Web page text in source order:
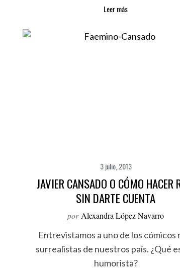
Leer más
3 julio, 2013
JAVIER CANSADO O CÓMO HACER
SIN DARTE CUENTA
por Alexandra López Navarro
Entrevistamos a uno de los cómicos
surrealistas de nuestros país. ¿Qué
humorista?